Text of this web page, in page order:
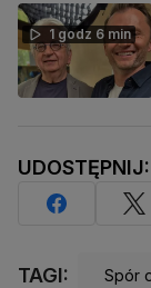
1 godz 6 min
UDOSTĘPNIJ:
TAGI: Spór